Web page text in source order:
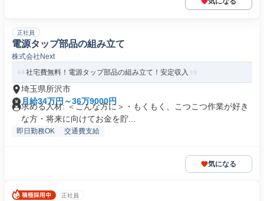
正社員
電源タップ部品の組み立て
株式会社Next
社宅費無料！電源タップ部品の組み立て！安定収入
埼玉県所沢市
月給34万円～36万9000円
求める人材: ＜こんな方に＞・もくもく、こつこつ作業が好き
な方・将来に向けてお金を貯...
即日勤務OK 交通費支給
気になる
正社員